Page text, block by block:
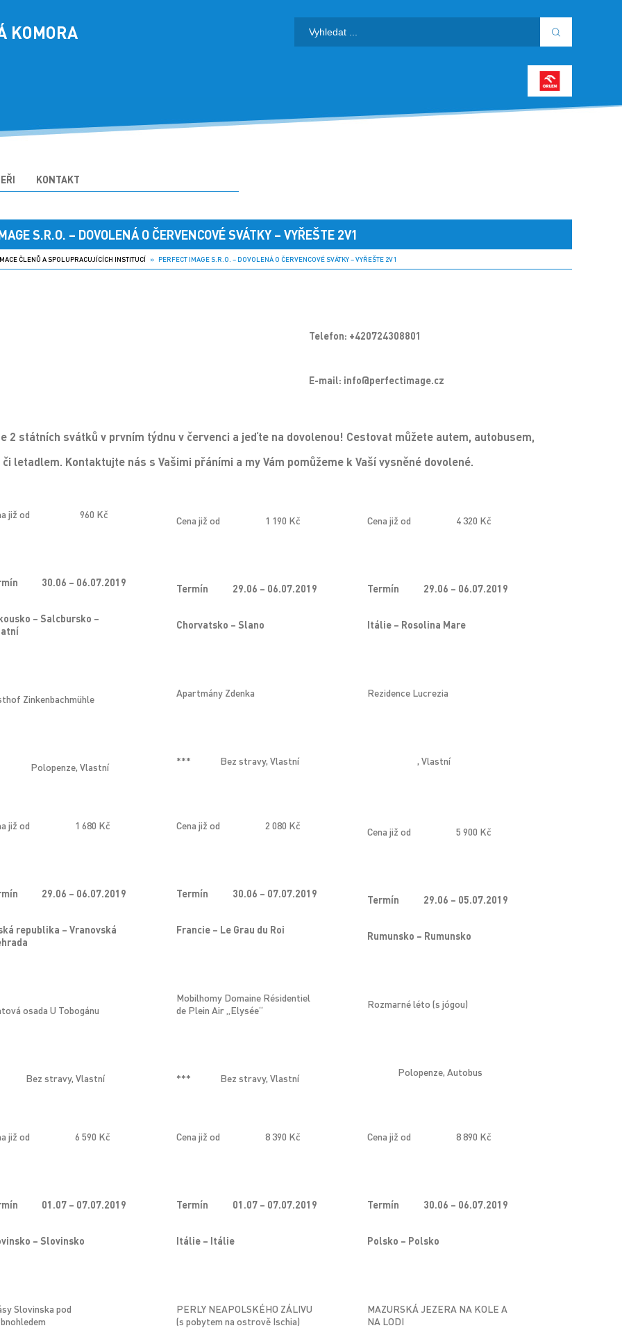
KOMORA
KONTAKT
S.R.O. – DOVOLENÁ O ČERVENCOVÉ SVÁTKY – VYŘEŠTE 2V1
ČLENŮ A SPOLUPRACUJÍCÍCH INSTITUCÍ » PERFECT IMAGE S.R.O. – DOVOLENÁ O ČERVENCOVÉ SVÁTKY – VYŘEŠTE 2V1
Telefon: +420724308801
E-mail: info@perfectimage.cz
2 státních svátků v prvním týdnu v červenci a jeďte na dovolenou! Cestovat můžete autem, autobusem,
letadlem. Kontaktujte nás s Vašimi přáními a my Vám pomůžeme k Vaší vysněné dovolené.
již od 960 Kč
30.06 – 06.07.2019
– Salcbursko –
Zinkenbachmühle
Polopenze, Vlastní
Cena již od 1 190 Kč
Termín 29.06 – 06.07.2019
Chorvatsko – Slano
Apartmány Zdenka
*** Bez stravy, Vlastní
Cena již od 4 320 Kč
Termín 29.06 – 06.07.2019
Itálie – Rosolina Mare
Rezidence Lucrezia
, Vlastní
již od 1 680 Kč
29.06 – 06.07.2019
republika – Vranovská
osada U Tobogánu
Bez stravy, Vlastní
Cena již od 2 080 Kč
Termín 30.06 – 07.07.2019
Francie – Le Grau du Roi
Mobilhomy Domaine Résidentiel
de Plein Air „Elysée“
*** Bez stravy, Vlastní
Cena již od 5 900 Kč
Termín 29.06 – 05.07.2019
Rumunsko – Rumunsko
Rozmarné léto (s jógou)
Polopenze, Autobus
již od 6 590 Kč
01.07 – 07.07.2019
– Slovinsko
Slovinska pod
Cena již od 8 390 Kč
Termín 01.07 – 07.07.2019
Itálie – Itálie
PERLY NEAPOLSKÉHO ZÁLIVU
(s pobytem na ostrově Ischia)
Cena již od 8 890 Kč
Termín 30.06 – 06.07.2019
Polsko – Polsko
MAZURSKÁ JEZERA NA KOLE A
NA LODI